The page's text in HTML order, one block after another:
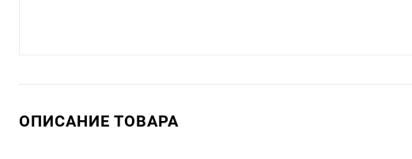
ОПИСАНИЕ ТОВАРА